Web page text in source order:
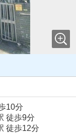
10分
徒歩9分
徒歩12分